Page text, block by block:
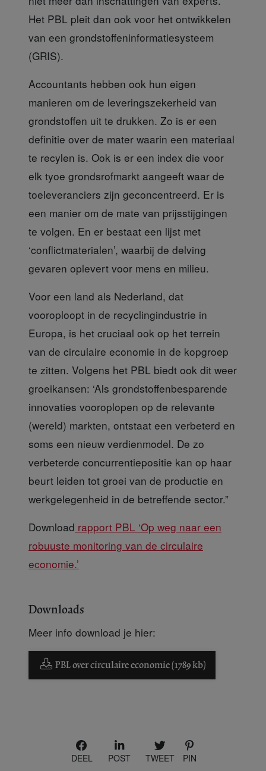
Het PBL pleit dan ook voor het ontwikkelen
van een grondstoffeninformatiesysteem
(GRIS).
Accountants hebben ook hun eigen
manieren om de leveringszekerheid van
grondstoffen uit te drukken. Zo is er een
definitie over de mater waarin een materiaal
te recylen is. Ook is er een index die voor
elk tyoe grondsrofmarkt aangeeft waar de
toeleveranciers zijn geconcentreerd. Er is
een manier om de mate van prijsstijgingen
te volgen. En er bestaat een lijst met
‘conflictmaterialen’, waarbij de delving
gevaren oplevert voor mens en milieu.
Voor een land als Nederland, dat
vooroploopt in de recyclingindustrie in
Europa, is het cruciaal ook op het terrein
van de circulaire economie in de kopgroep
te zitten. Volgens het PBL biedt ook dit weer
groeikansen: ‘Als grondstoffenbesparende
innovaties vooroplopen op de relevante
(wereld) markten, ontstaat een verbeterd en
soms een nieuw verdienmodel. De zo
verbeterde concurrentiepositie kan op haar
beurt leiden tot groei van de productie en
werkgelegenheid in de betreffende sector.”
Download rapport PBL ‘Op weg naar een
robuuste monitoring van de circulaire
economie.’
Downloads
Meer info download je hier:
PBL over circulaire economie (1789 kb)
DEEL POST TWEET PIN